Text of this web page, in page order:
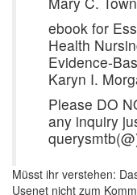
ebook for
Health
Evidence-
Karyn I.
Please DO
any inquiry
Müsst ihr verstehen:
Usenet nicht zum